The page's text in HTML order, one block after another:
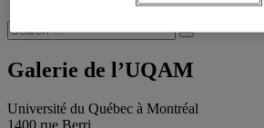
Search
for:
Search
Galerie de l’UQAM
Université du Québec à Montréal
1400 rue Berri